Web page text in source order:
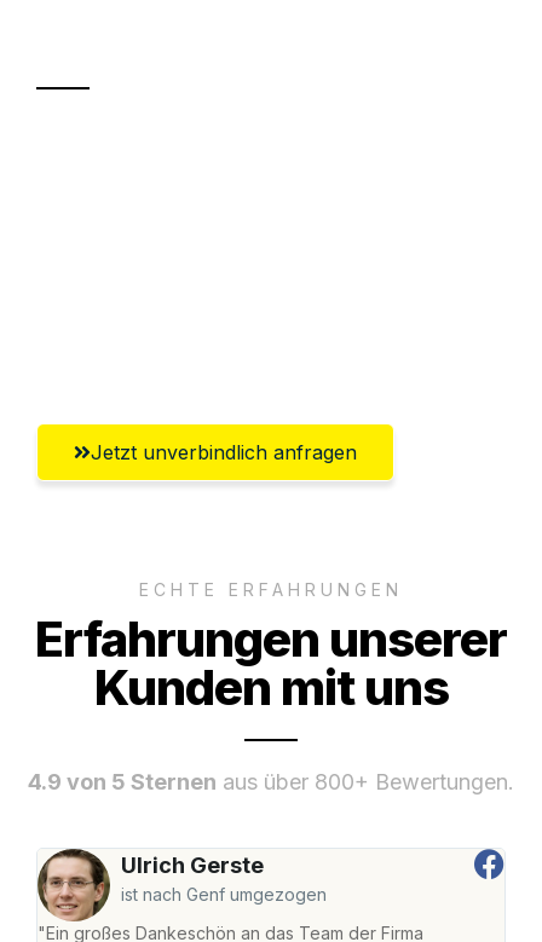
Jetzt unverbindlich anfragen
ECHTE ERFAHRUNGEN
Erfahrungen unserer
Kunden mit uns
4.9 von 5 Sternen aus über 800+ Bewertungen.
Ulrich Gerste
ist nach Genf umgezogen
"Ein großes Dankeschön an das Team der Firma